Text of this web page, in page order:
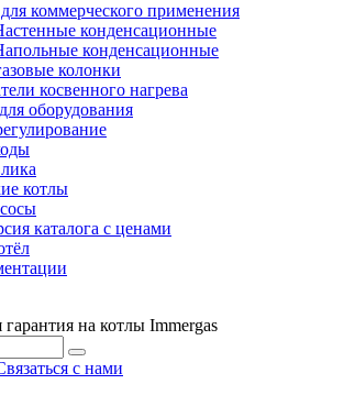
коммерческого применения
конденсационные
конденсационные
колонки
косвенного нагрева
оборудования
котлы
каталога с ценами
гарантия на котлы Immergas
с нами